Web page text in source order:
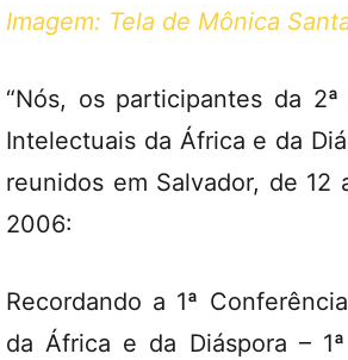
Imagem: Tela de Mônica
“Nós, os participantes da
Intelectuais da África e da
reunidos em Salvador, de 12
2006:
Recordando a 1ª
da África e da Diáspora –